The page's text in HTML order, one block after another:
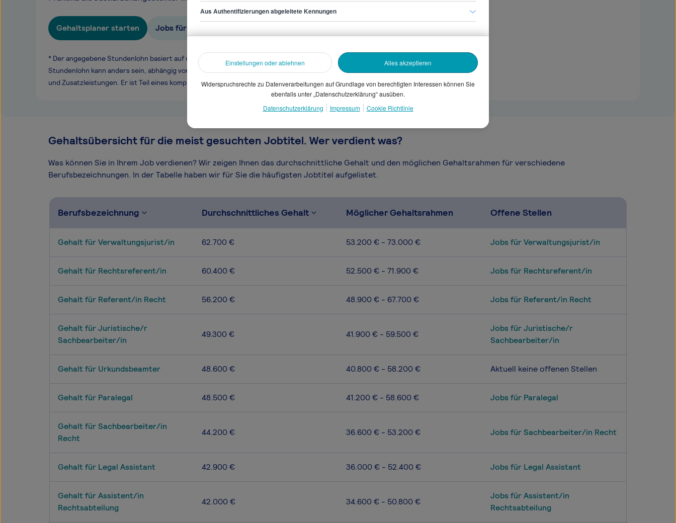
Gehaltsplaner starten Jobs für Justizfachangestellter
* Der angegebene Stundenlohn basiert auf unseren gesammelten Daten. Dein
Stundenlohn kann anders sein, abhängig von Überstunden, Branche, Selbstständigkeit
und Zusatzleistungen. Er ist Teil eines komplexen Vergütungssystems.
Gehaltsübersicht für die meist gesuchten Jobtitel. Wer verdient was?
Was können Sie in Ihrem Job verdienen? Wir zeigen Ihnen das durchschnittliche Gehalt und den möglichen Gehaltsrahmen für verschiedene
Berufsbezeichnungen. In der Tabelle haben wir für Sie die häufigsten Jobtitel aufgelistet.
Berufsbezeichnung Durchschnittliches Gehalt Möglicher Gehaltsrahmen Offene Stellen
Gehalt für Verwaltungsjurist/in 62.700 € 53.200 € - 73.000 € Jobs für Verwaltungsjurist/in
Gehalt für Rechtsreferent/in 60.400 € 52.500 € - 71.900 € Jobs für Rechtsreferent/in
Gehalt für Referent/in Recht 56.200 € 48.900 € - 67.700 € Jobs für Referent/in Recht
Gehalt für Juristische/r
Sachbearbeiter/in
49.300 € 41.900 € - 59.500 €
Jobs für Juristische/r
Sachbearbeiter/in
Gehalt für Urkundsbeamter 48.600 € 40.800 € - 58.200 € Aktuell keine offenen Stellen
Gehalt für Paralegal 48.500 € 41.200 € - 58.600 € Jobs für Paralegal
Gehalt für Sachbearbeiter/in
Recht
44.200 € 36.600 € - 53.200 € Jobs für Sachbearbeiter/in Recht
Gehalt für Legal Assistant 42.900 € 36.000 € - 52.400 € Jobs für Legal Assistant
Gehalt für Assistent/in
Rechtsabteilung
42.000 € 34.600 € - 50.800 €
Jobs für Assistent/in
Rechtsabteilung
Aus Authentifizierungen abgeleitete Kennungen
Einstellungen oder ablehnen Alles akzeptieren
Widerspruchsrechte zu Datenverarbeitungen auf Grundlage von berechtigten Interessen können Sie
ebenfalls unter „Datenschutzerklärung“ ausüben.
Datenschutzerklärung
Impressum Cookie Richtlinie